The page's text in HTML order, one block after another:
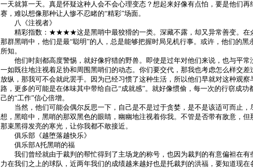
一天就算一天。真是怀疑这种人会不会心理变态？想起来好像有点怕，要是他们再
赛，难以想像那种让人惨不忍睹的“精彩”场面。
八《注视者》
精彩指数：★★★★这是黑哨中最狡猾的一类。深藏不露，却又异常善变。在
那群黑哨中，他们是最“聪明”的人，总是能够把握时局见机行事。或许，他们的黑
所知。
他们时刻都高度警惕，就好像狩猎的野兽。即使是过年对他们来说，也与平常
一如既往地注视着足协和周围黑哨们的动态。你们要交代，那我也考虑怎么样交差
放纵，那我可不会就此罢手。因为已经习惯了这种生活，所以他们早就对这种观察
路，更多的可能是在体味其中带给自己“成就感”。就好像惯偷，每一次的行窃成功
己的“工作”信心倍增。
当然，他们可能会偶尔反思一下，自己是不是过于贪婪，是不是该适可而止，
想，黑暗中，黑哨的那双黑色的眼睛，幽幽地注视着你我。不管是否带有敌意，但
那束黑得发亮的寒光，让你我都不敢接近。
俱乐部《越堕落越快乐》
俱乐部A托黑哨的福
我们曾经就由于裁判的帮忙得到了主场龙的称号，也因为裁判的有意偏袒在有
力在我们之上的球队，近两年我们的成绩越来越好也是托裁判的洪福，要知道现在